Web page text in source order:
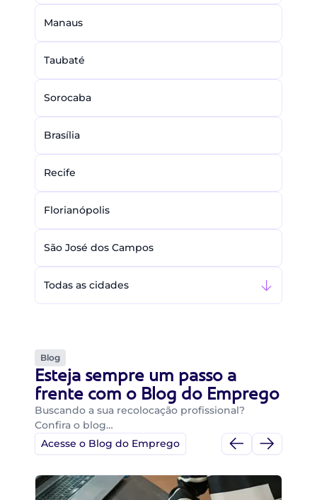
Manaus
Taubaté
Sorocaba
Brasília
Recife
Florianópolis
São José dos Campos
Todas as cidades
Blog
Esteja sempre um passo a
frente com o Blog do Emprego
Buscando a sua recolocação profissional?
Confira o blog…
Acesse o Blog do Emprego